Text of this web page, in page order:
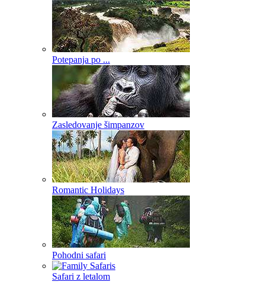
Potepanja po ...
Zasledovanje šimpanzov
Romantic Holidays
Pohodni safari
Safari z letalom